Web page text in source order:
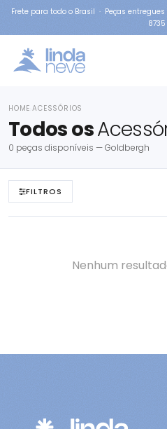
Frete para todo o Brasil · Peças
8735
HOME ›ACESSÓRIOS
Todos os
0 peças disponíveis — Goldbergh
FILTROS
Nenhum